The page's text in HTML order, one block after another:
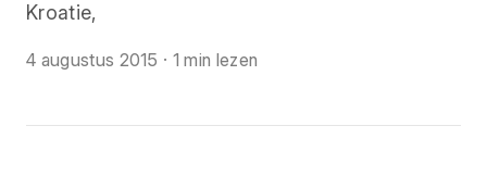
Kroatie,
4 augustus 2015 · 1 min lezen